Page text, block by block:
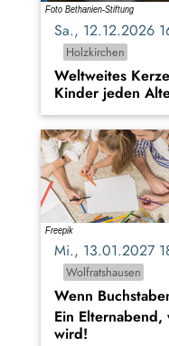
Sa., 12.12.2026
Holzkirchen
Weltweites
Kinder jeden
Mi., 13.01.2027
Wolfratshausen
Wenn
Ein
wird!